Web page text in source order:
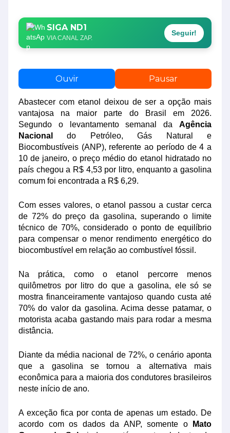
SIGA ND1
VIA CANAL ZAP.
Seguir!
Ouvir Pausar
Abastecer com etanol deixou de ser a opção mais
vantajosa na maior parte do Brasil em 2026.
Segundo o levantamento semanal da Agência
Nacional
do Petróleo, Gás Natural e
Biocombustíveis (ANP), referente ao período de 4 a
10 de janeiro, o preço médio do etanol hidratado no
país chegou a R$ 4,53 por litro, enquanto a gasolina
comum foi encontrada a R$ 6,29.
Com esses valores, o etanol passou a custar cerca
de 72% do preço da gasolina, superando o limite
técnico de 70%, considerado o ponto de equilíbrio
para compensar o menor rendimento energético do
biocombustível em relação ao combustível fóssil.
Na prática, como o etanol percorre menos
quilômetros por litro do que a gasolina, ele só se
mostra financeiramente vantajoso quando custa até
70% do valor da gasolina. Acima desse patamar, o
motorista acaba gastando mais para rodar a mesma
distância.
Diante da média nacional de 72%, o cenário aponta
que a gasolina se tornou a alternativa mais
econômica para a maioria dos condutores brasileiros
neste início de ano.
A exceção fica por conta de apenas um estado. De
acordo com os dados da ANP, somente o
Mato